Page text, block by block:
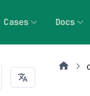
Cases Docs